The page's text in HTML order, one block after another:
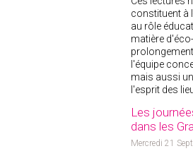
constituent à
au rôle
matière
l'équipe
mais aussi
l'esprit des
Les
dans les
Mercredi 21